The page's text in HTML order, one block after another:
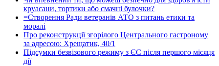
круасани, тортики або смачні булочки?
=Створення Ради ветеранів АТО з питань етики та
моралі
Про реконструкції згорілого Центрального гастроному
за адресою: Хрещатик, 40/1
Підсумки безвізового режиму з ЄС після першого місяця
дії